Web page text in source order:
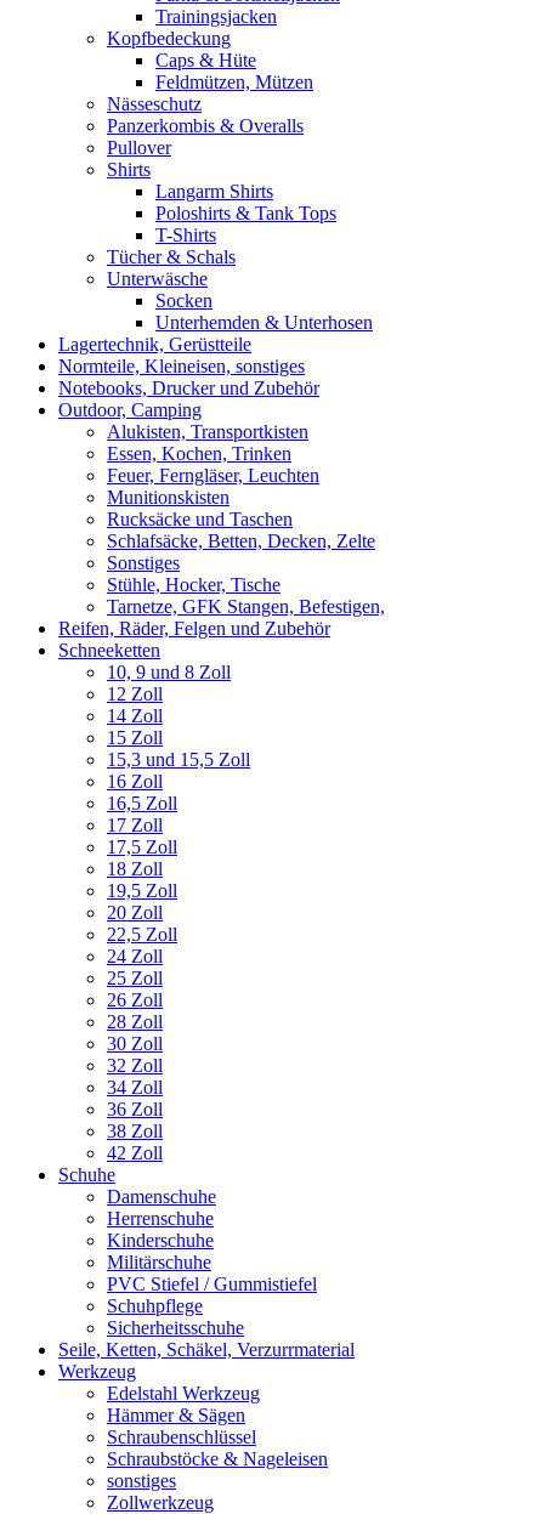
Trainingsjacken
Kopfbedeckung
Caps & Hüte
Feldmützen, Mützen
Nässeschutz
Panzerkombis & Overalls
Pullover
Shirts
Langarm Shirts
Poloshirts & Tank Tops
T-Shirts
Tücher & Schals
Unterwäsche
Socken
Unterhemden & Unterhosen
Lagertechnik, Gerüstteile
Normteile, Kleineisen, sonstiges
Notebooks, Drucker und Zubehör
Outdoor, Camping
Alukisten, Transportkisten
Essen, Kochen, Trinken
Feuer, Ferngläser, Leuchten
Munitionskisten
Rucksäcke und Taschen
Schlafsäcke, Betten, Decken, Zelte
Sonstiges
Stühle, Hocker, Tische
Tarnetze, GFK Stangen, Befestigen,
Reifen, Räder, Felgen und Zubehör
Schneeketten
10, 9 und 8 Zoll
12 Zoll
14 Zoll
15 Zoll
15,3 und 15,5 Zoll
16 Zoll
16,5 Zoll
17 Zoll
17,5 Zoll
18 Zoll
19,5 Zoll
20 Zoll
22,5 Zoll
24 Zoll
25 Zoll
26 Zoll
28 Zoll
30 Zoll
32 Zoll
34 Zoll
36 Zoll
38 Zoll
42 Zoll
Schuhe
Damenschuhe
Herrenschuhe
Kinderschuhe
Militärschuhe
PVC Stiefel / Gummistiefel
Schuhpflege
Sicherheitsschuhe
Seile, Ketten, Schäkel, Verzurrmaterial
Werkzeug
Edelstahl Werkzeug
Hämmer & Sägen
Schraubenschlüssel
Schraubstöcke & Nageleisen
sonstiges
Zollwerkzeug